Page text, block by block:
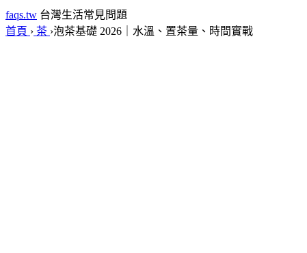
faqs.tw 台灣生活常見問題
首頁 › 茶 ›泡茶基礎 2026｜水溫、置茶量、時間實戰